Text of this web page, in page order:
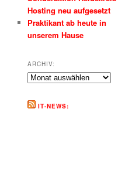
Hosting neu aufgesetzt
Praktikant ab heute in
unserem Hause
ARCHIV:
Archiv:
IT-NEWS: